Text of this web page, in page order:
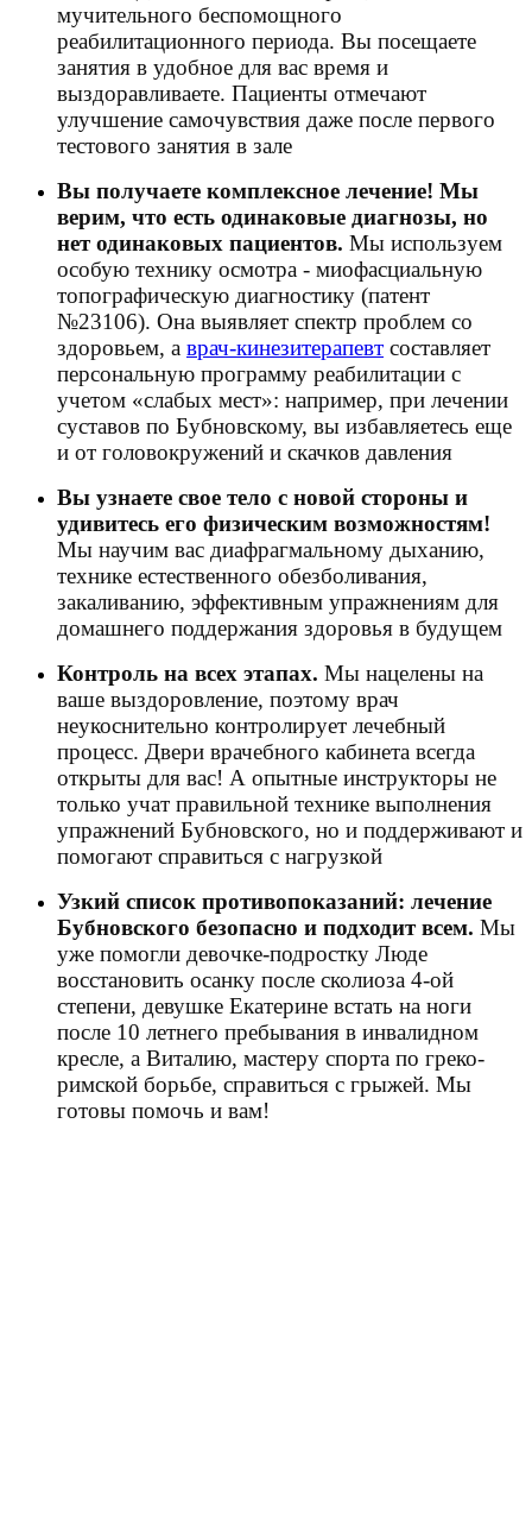
мучительного беспомощного
реабилитационного периода. Вы посещаете
занятия в удобное для вас время и
выздоравливаете. Пациенты отмечают
улучшение самочувствия даже после первого
тестового занятия в зале
Вы получаете комплексное лечение! Мы
верим, что есть одинаковые диагнозы, но
нет одинаковых пациентов. Мы используем
особую технику осмотра - миофасциальную
топографическую диагностику (патент
№23106). Она выявляет спектр проблем со
здоровьем, а врач-кинезитерапевт составляет
персональную программу реабилитации с
учетом «слабых мест»: например, при лечении
суставов по Бубновскому, вы избавляетесь еще
и от головокружений и скачков давления
Вы узнаете свое тело с новой стороны и
удивитесь его физическим возможностям!
Мы научим вас диафрагмальному дыханию,
технике естественного обезболивания,
закаливанию, эффективным упражнениям для
домашнего поддержания здоровья в будущем
Контроль на всех этапах. Мы нацелены на
ваше выздоровление, поэтому врач
неукоснительно контролирует лечебный
процесс. Двери врачебного кабинета всегда
открыты для вас! А опытные инструкторы не
только учат правильной технике выполнения
упражнений Бубновского, но и поддерживают и
помогают справиться с нагрузкой
Узкий список противопоказаний: лечение
Бубновского безопасно и подходит всем. Мы
уже помогли девочке-подростку Люде
восстановить осанку после сколиоза 4-ой
степени, девушке Екатерине встать на ноги
после 10 летнего пребывания в инвалидном
кресле, а Виталию, мастеру спорта по греко-
римской борьбе, справиться с грыжей. Мы
готовы помочь и вам!